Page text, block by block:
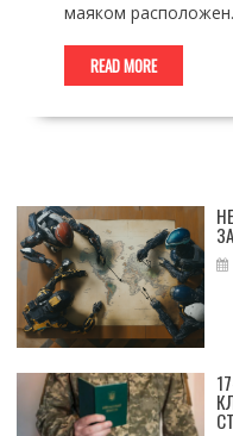
маяком
READ MORE